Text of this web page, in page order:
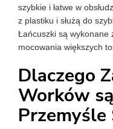
szybkie i łatwe w
z plastiku i służą do
Łańcuszki są wykonane
mocowania większych
Dlaczego
Worków
Przemyśle